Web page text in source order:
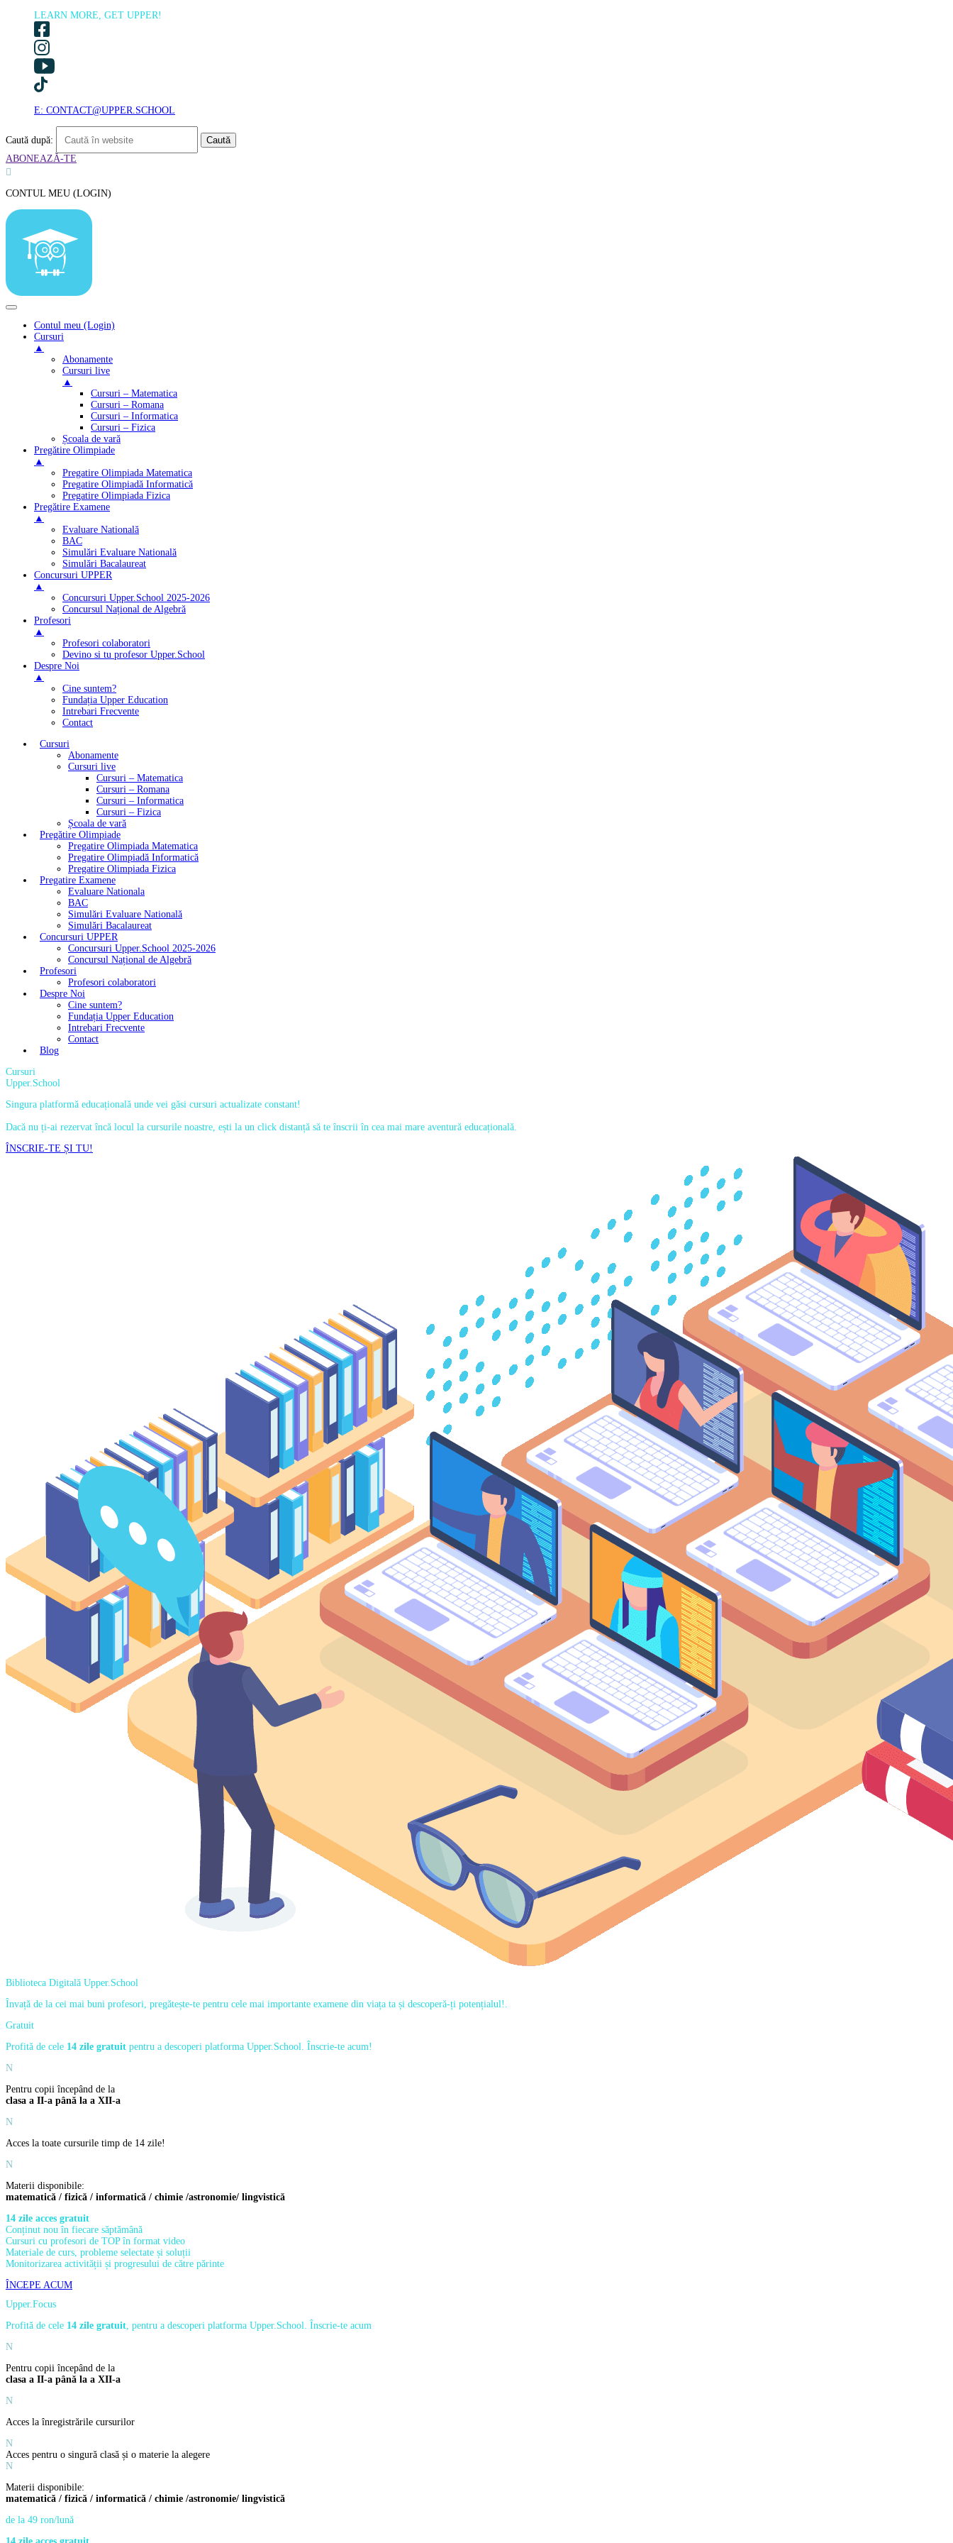
LEARN MORE, GET UPPER!
E: CONTACT@UPPER.SCHOOL
Caută după:
ABONEAZĂ-TE

CONTUL MEU (LOGIN)
Contul meu (Login)
Cursuri
▲
Abonamente
Cursuri live
▲
Cursuri – Matematica
Cursuri – Romana
Cursuri – Informatica
Cursuri – Fizica
Școala de vară
Pregătire Olimpiade
▲
Pregatire Olimpiada Matematica
Pregatire Olimpiadă Informatică
Pregatire Olimpiada Fizica
Pregătire Examene
▲
Evaluare Natională
BAC
Simulări Evaluare Natională
Simulări Bacalaureat
Concursuri UPPER
▲
Concursuri Upper.School 2025-2026
Concursul Național de Algebră
Profesori
▲
Profesori colaboratori
Devino si tu profesor Upper.School
Despre Noi
▲
Cine suntem?
Fundația Upper Education
Intrebari Frecvente
Contact
Cursuri
Abonamente
Cursuri live
Cursuri – Matematica
Cursuri – Romana
Cursuri – Informatica
Cursuri – Fizica
Școala de vară
Pregătire Olimpiade
Pregatire Olimpiada Matematica
Pregatire Olimpiadă Informatică
Pregatire Olimpiada Fizica
Pregatire Examene
Evaluare Nationala
BAC
Simulări Evaluare Natională
Simulări Bacalaureat
Concursuri UPPER
Concursuri Upper.School 2025-2026
Concursul Național de Algebră
Profesori
Profesori colaboratori
Despre Noi
Cine suntem?
Fundația Upper Education
Intrebari Frecvente
Contact
Blog
Cursuri
Upper.School
Singura platformă educațională unde vei găsi cursuri actualizate constant!
Dacă nu ți-ai rezervat încă locul la cursurile noastre, ești la un click distanță să te înscrii în cea mai mare aventură educațională.
ÎNSCRIE-TE ȘI TU!
Biblioteca Digitală Upper.School
Învață de la cei mai buni profesori, pregătește-te pentru cele mai importante examene din viața ta și descoperă-ți potențialul!.
Gratuit
Profită de cele 14 zile gratuit pentru a descoperi platforma Upper.School. Înscrie-te acum!
N
Pentru copii începând de la
clasa a II-a până la a XII-a
N
Acces la toate cursurile timp de 14 zile!
N
Materii disponibile:
matematică / fizică / informatică / chimie /astronomie/ lingvistică
14 zile acces gratuit
Conținut nou în fiecare săptămână
Cursuri cu profesori de TOP în format video
Materiale de curs, probleme selectate și soluții
Monitorizarea activității și progresului de către părinte
ÎNCEPE ACUM
Upper.Focus
Profită de cele 14 zile gratuit, pentru a descoperi platforma Upper.School. Înscrie-te acum
N
Pentru copii începând de la
clasa a II-a până la a XII-a
N
Acces la înregistrările cursurilor
N
Acces pentru o singură clasă și o materie la alegere
N
Materii disponibile:
matematică / fizică / informatică / chimie /astronomie/ lingvistică
de la 49 ron/lună